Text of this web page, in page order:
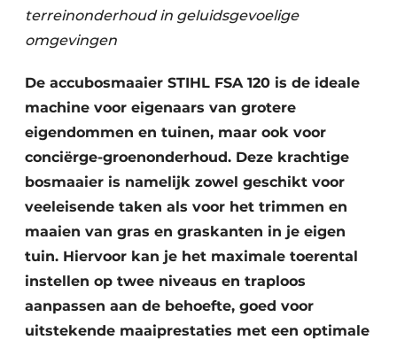
terreinonderhoud in geluidsgevoelige
omgevingen
De accubosmaaier STIHL FSA 120 is de ideale
machine voor eigenaars van grotere
eigendommen en tuinen, maar ook voor
conciërge-groenonderhoud. Deze krachtige
bosmaaier is namelijk zowel geschikt voor
veeleisende taken als voor het trimmen en
maaien van gras en graskanten in je eigen
tuin. Hiervoor kan je het maximale toerental
instellen op twee niveaus en traploos
aanpassen aan de behoefte, goed voor
uitstekende maaiprestaties met een optimale